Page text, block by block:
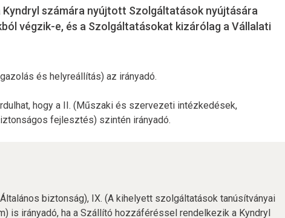
számára nyújtott Szolgáltatások nyújtására
végzik-e, és a Szolgáltatásokat kizárólag a Vállalati
és helyreállítás) az irányadó.
hogy a II. (Műszaki és szervezeti intézkedések,
fejlesztés) szintén irányadó.
biztonság), IX. (A kihelyett szolgáltatások tanúsítványai
is irányadó, ha a Szállító hozzáféréssel rendelkezik a Kyndryl